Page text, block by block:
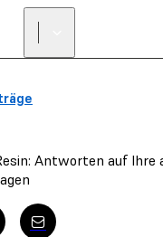
Antworten auf Ihre